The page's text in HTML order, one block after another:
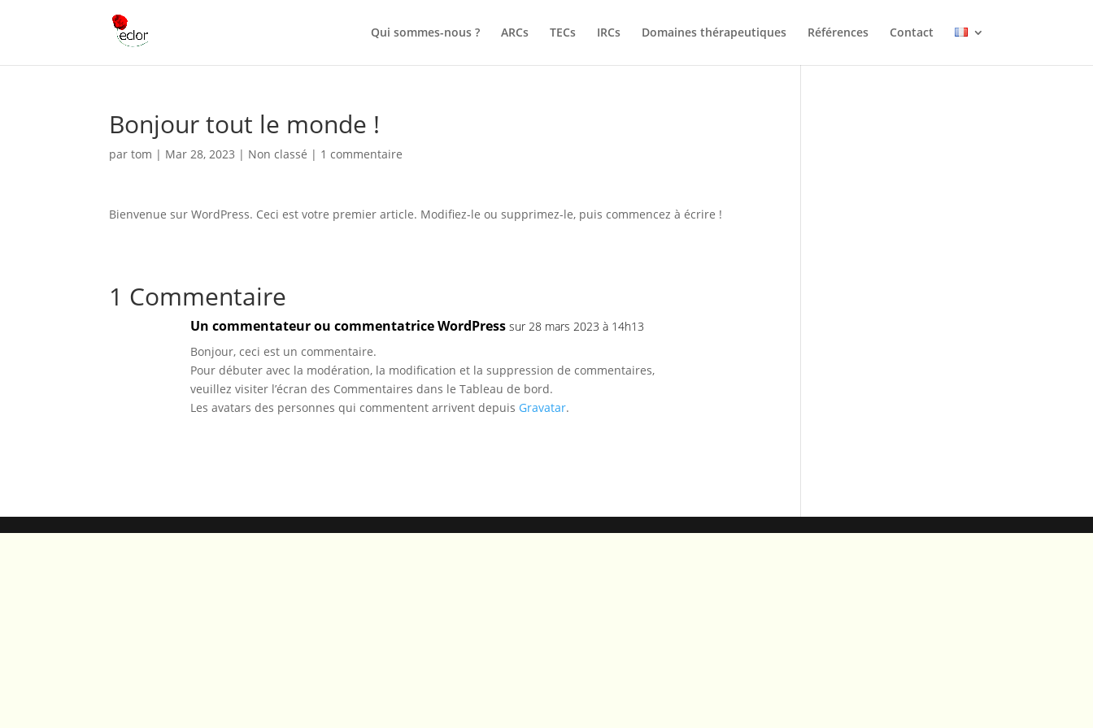
Qui sommes-nous ? ARCs TECs IRCs Domaines thérapeutiques Références Contact
Bonjour tout le monde !
partom | Mar 28, 2023 | Non classé | 1 commentaire
Bienvenue sur WordPress. Ceci est votre premier article. Modifiez-le ou supprimez-le, puis commencez à écrire !
1 Commentaire
Un commentateur ou commentatrice WordPress sur 28 mars 2023 à 14h13
Bonjour, ceci est un commentaire.
Pour débuter avec la modération, la modification et la suppression de commentaires,
veuillez visiter l’écran des Commentaires dans le Tableau de bord.
Les avatars des personnes qui commentent arrivent depuis Gravatar.